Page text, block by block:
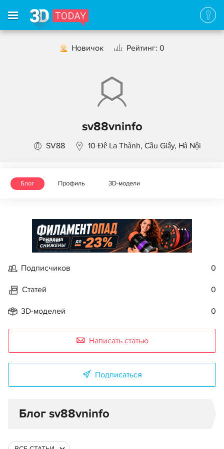
Новичок Рейтинг: 0
sv88vninfo
SV88 10 Đê La Thành, Cầu Giấy, Hà Nội
Блог Профиль 3D-модели
Реклама
Подписчиков 0
Статей 0
3D-моделей 0
Написать статью
Подписаться
Блог sv88vninfo